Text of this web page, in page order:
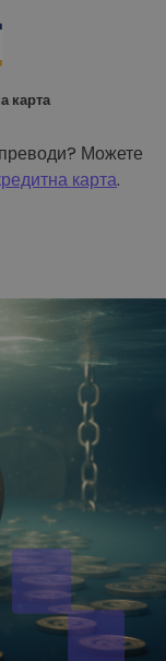
карта
Можете
карта.